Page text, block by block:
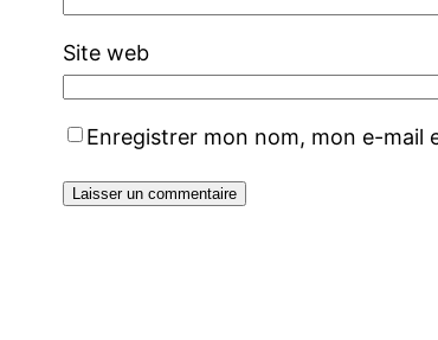
Site web
Enregistrer mon nom, mon e-mail